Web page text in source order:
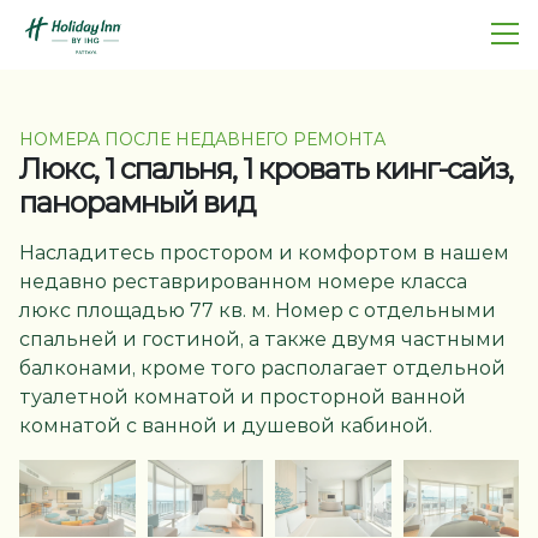
НОМЕРА ПОСЛЕ НЕДАВНЕГО РЕМОНТА
Люкс, 1 спальня, 1 кровать кинг-сайз,
панорамный вид
Насладитесь простором и комфортом в нашем
недавно реставрированном номере класса
люкс площадью 77 кв. м. Номер с отдельными
спальней и гостиной, а также двумя частными
балконами, кроме того располагает отдельной
туалетной комнатой и просторной ванной
комнатой с ванной и душевой кабиной.